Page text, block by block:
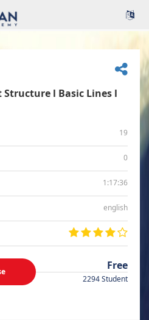
l Basic Lines l
19
0
1:17:36
english
Free
2294 Student